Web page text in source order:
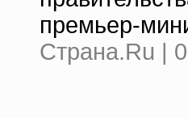
премьер-
Страна.Ru |